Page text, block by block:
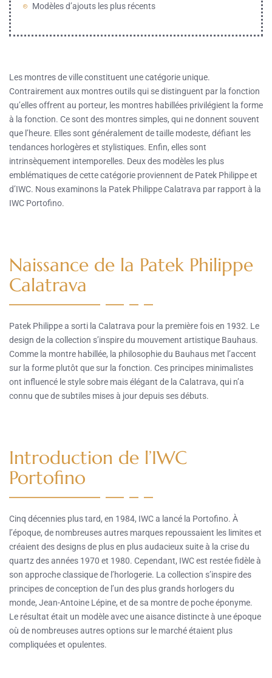
Modèles d’ajouts les plus récents
Les montres de ville constituent une catégorie unique.
Contrairement aux montres outils qui se distinguent par la fonction
qu’elles offrent au porteur, les montres habillées privilégient la forme
à la fonction. Ce sont des montres simples, qui ne donnent souvent
que l’heure. Elles sont généralement de taille modeste, défiant les
tendances horlogères et stylistiques. Enfin, elles sont
intrinsèquement intemporelles. Deux des modèles les plus
emblématiques de cette catégorie proviennent de Patek Philippe et
d’IWC. Nous examinons la Patek Philippe Calatrava par rapport à la
IWC Portofino.
Naissance de la Patek Philippe
Calatrava
Patek Philippe a sorti la Calatrava pour la première fois en 1932. Le
design de la collection s’inspire du mouvement artistique Bauhaus.
Comme la montre habillée, la philosophie du Bauhaus met l’accent
sur la forme plutôt que sur la fonction. Ces principes minimalistes
ont influencé le style sobre mais élégant de la Calatrava, qui n’a
connu que de subtiles mises à jour depuis ses débuts.
Introduction de l’IWC
Portofino
Cinq décennies plus tard, en 1984, IWC a lancé la Portofino. À
l’époque, de nombreuses autres marques repoussaient les limites et
créaient des designs de plus en plus audacieux suite à la crise du
quartz des années 1970 et 1980. Cependant, IWC est restée fidèle à
son approche classique de l’horlogerie. La collection s’inspire des
principes de conception de l’un des plus grands horlogers du
monde, Jean-Antoine Lépine, et de sa montre de poche éponyme.
Le résultat était un modèle avec une aisance distincte à une époque
où de nombreuses autres options sur le marché étaient plus
compliquées et opulentes.